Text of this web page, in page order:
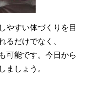
やすい体づくりを目
るだけでなく、
可能です。今日から
ましょう。